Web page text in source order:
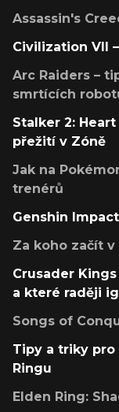
Assassin's
Civilization VII
Arc Raiders –
smrtících
Stalker 2:
přežití v Zóně
Jak na
trenérů
Genshin
Za koho začít
Crusader
a které raději
Songs of
Tipy a triky pro
Ringu
Elden Ring: